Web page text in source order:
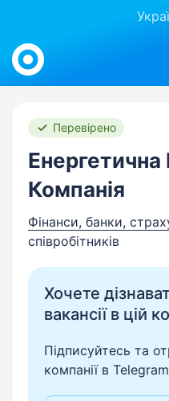
Work.ua
Перевірено
Енергетична
Компанія
Фінанси, банки,
співробітників
Хочете
вакансії в цій
Підписуйтесь та
компанії в